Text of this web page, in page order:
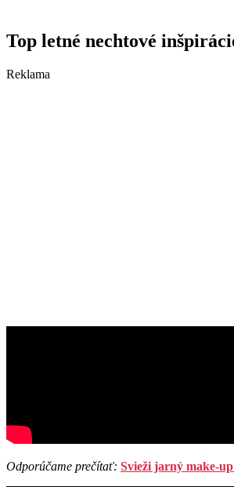
Top letné nechtové
Reklama
Odporúčame prečítať: Svieži jarný make-